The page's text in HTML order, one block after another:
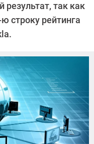
так как
строку рейтинга